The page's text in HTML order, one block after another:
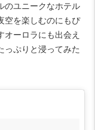
のユニークなホテル
空を楽しむのにもぴ
オーロラにも出会え
ぷりと浸ってみた